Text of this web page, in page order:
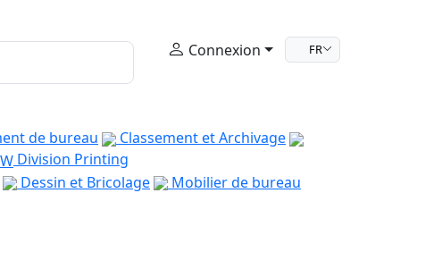
Connexion FR
de bureau
Classement et Archivage
Division Printing
Dessin et Bricolage
Mobilier de bureau